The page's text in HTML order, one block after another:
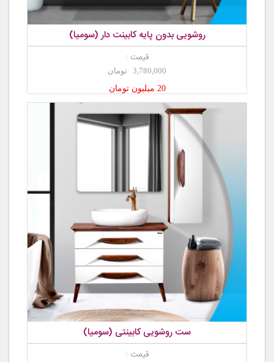
روشویی بدون پایه کابینت دار (سومیا)
قیمت :
3,780,000 تومان
20 میلیون تومان
ست روشویی کابینتی (سومیا)
قیمت :